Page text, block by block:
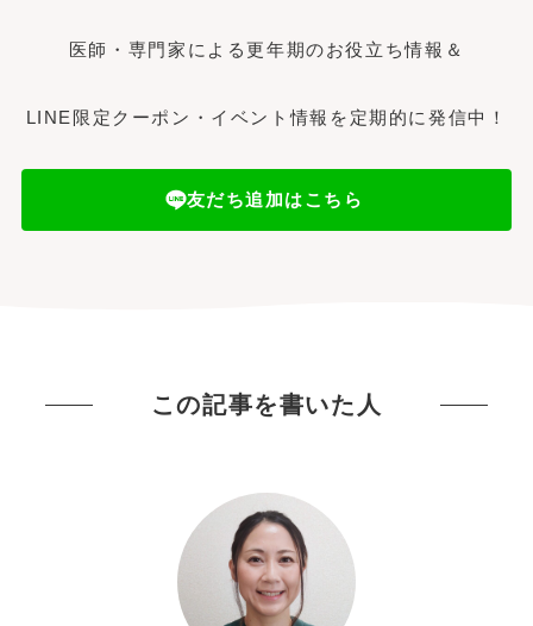
医師・専門家による更年期のお役立ち情報＆
LINE限定クーポン・イベント情報を定期的に発信中！
友だち追加はこちら
この記事を書いた人